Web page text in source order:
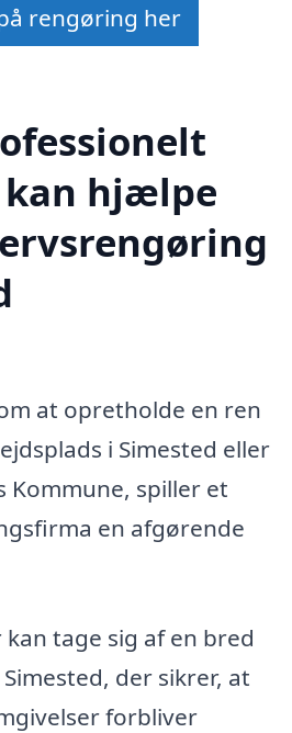
rengøring her
hjælpe
at opretholde en ren
i Simested eller
Kommune, spiller et
en afgørende
kan tage sig af en bred
der sikrer, at
forbliver